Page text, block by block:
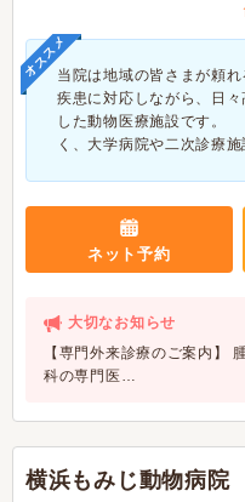
オススメ当院は地域の皆さまが頼
疾患に対応しながら、日
した動物医療施設です。
く、大学病院や二次診療
ネット予約
大切なお知らせ
【専門外来診療のご案内】
科の専門医…
横浜もみじ動物病院